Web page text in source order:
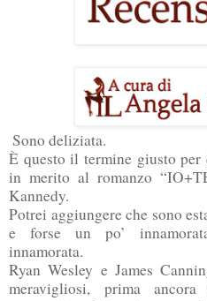
Sono deliziata.
È questo il termine giusto
in merito al romanzo
Kannedy.
Potrei aggiungere che sono
e forse un po’
innamorata.
Ryan Wesley e James
meravigliosi, prima